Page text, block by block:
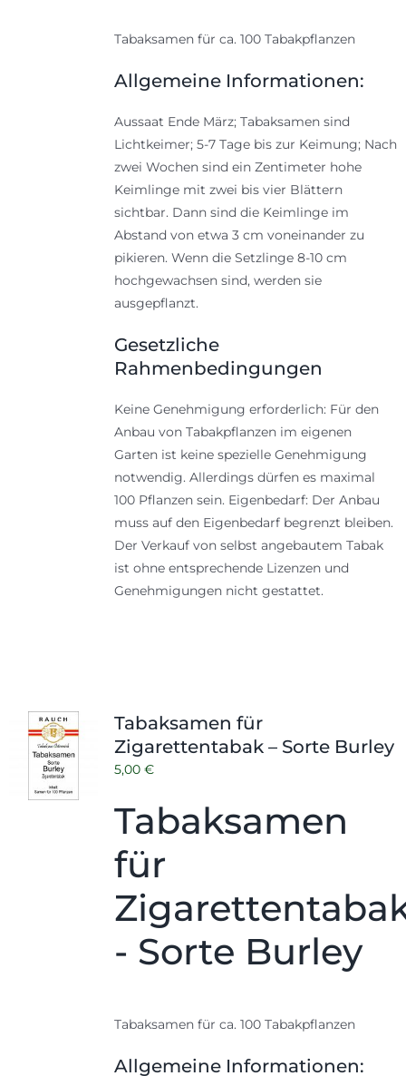
Tabaksamen für ca. 100 Tabakpflanzen
Allgemeine Informationen:
Aussaat Ende März; Tabaksamen sind
Lichtkeimer; 5-7 Tage bis zur Keimung; Nach
zwei Wochen sind ein Zentimeter hohe
Keimlinge mit zwei bis vier Blättern
sichtbar. Dann sind die Keimlinge im
Abstand von etwa 3 cm voneinander zu
pikieren. Wenn die Setzlinge 8-10 cm
hochgewachsen sind, werden sie
ausgepflanzt.
Gesetzliche
Rahmenbedingungen
Keine Genehmigung erforderlich: Für den
Anbau von Tabakpflanzen im eigenen
Garten ist keine spezielle Genehmigung
notwendig. Allerdings dürfen es maximal
100 Pflanzen sein. Eigenbedarf: Der Anbau
muss auf den Eigenbedarf begrenzt bleiben.
Der Verkauf von selbst angebautem Tabak
ist ohne entsprechende Lizenzen und
Genehmigungen nicht gestattet.
Tabaksamen für
Zigarettentabak – Sorte Burley
5,00 €
Tabaksamen
für
- Sorte Burley
Tabaksamen für ca. 100 Tabakpflanzen
Allgemeine Informationen: